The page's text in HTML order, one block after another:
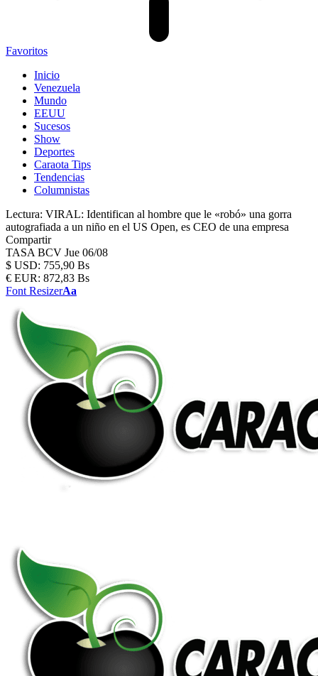
Favoritos
Inicio
Venezuela
Mundo
EEUU
Sucesos
Show
Deportes
Caraota Tips
Tendencias
Columnistas
Lectura: VIRAL: Identifican al hombre que le «robó» una gorra
autografiada a un niño en el US Open, es CEO de una empresa
Compartir
TASA BCV Jue 06/08
$ USD: 755,90 Bs
€ EUR: 872,83 Bs
Font ResizerAa